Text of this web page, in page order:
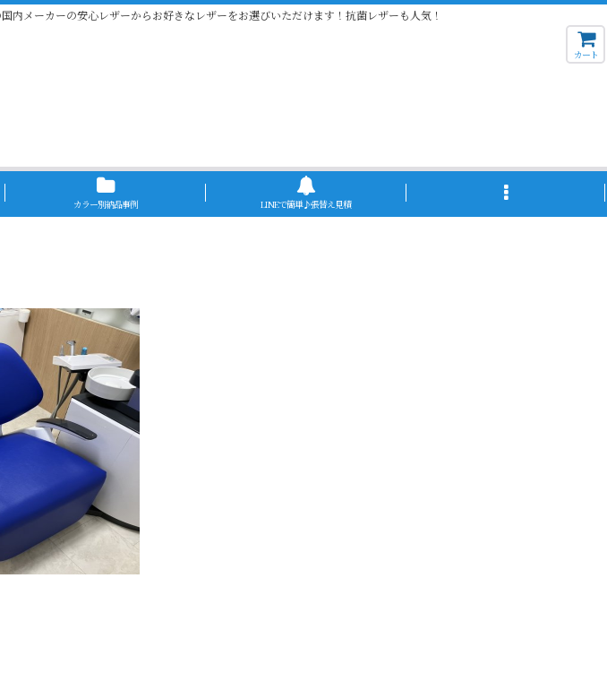
メーカーの安心レザーからお好きなレザーをお選びいただけます！抗菌レザーも人気！
カート
カラー別納品事例 LINEで簡単♪張替え見積